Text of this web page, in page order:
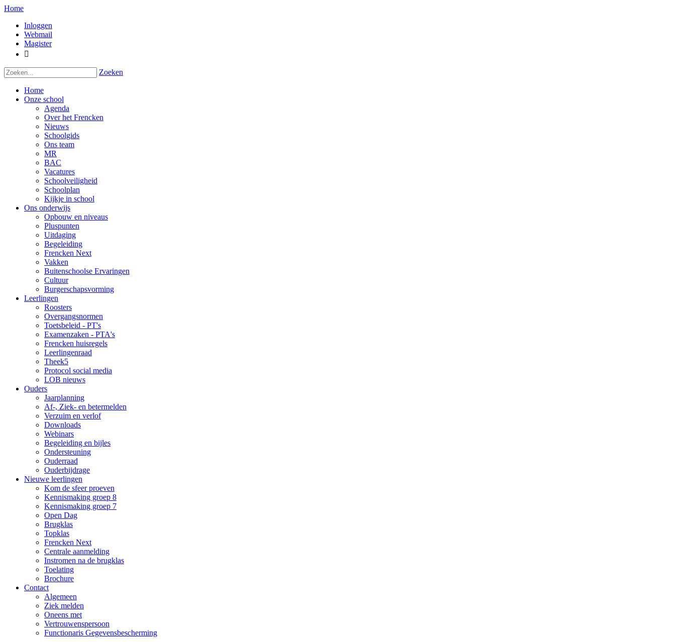
Home
Inloggen
Webmail
Magister

Zoeken
Home
Onze school
Agenda
Over het Frencken
Nieuws
Schoolgids
Ons team
MR
BAC
Vacatures
Schoolveiligheid
Schoolplan
Kijkje in school
Ons onderwijs
Opbouw en niveaus
Pluspunten
Uitdaging
Begeleiding
Frencken Next
Vakken
Buitenschoolse Ervaringen
Cultuur
Burgerschapsvorming
Leerlingen
Roosters
Overgangsnormen
Toetsbeleid - PT's
Examenzaken - PTA's
Frencken huisregels
Leerlingenraad
Theek5
Protocol social media
LOB nieuws
Ouders
Jaarplanning
Af-, Ziek- en betermelden
Verzuim en verlof
Downloads
Webinars
Begeleiding en bijles
Ondersteuning
Ouderraad
Ouderbijdrage
Nieuwe leerlingen
Kom de sfeer proeven
Kennismaking groep 8
Kennismaking groep 7
Open Dag
Brugklas
Topklas
Frencken Next
Centrale aanmelding
Instromen na de brugklas
Toelating
Brochure
Contact
Algemeen
Ziek melden
Oneens met
Vertrouwenspersoon
Functionaris Gegevensbescherming